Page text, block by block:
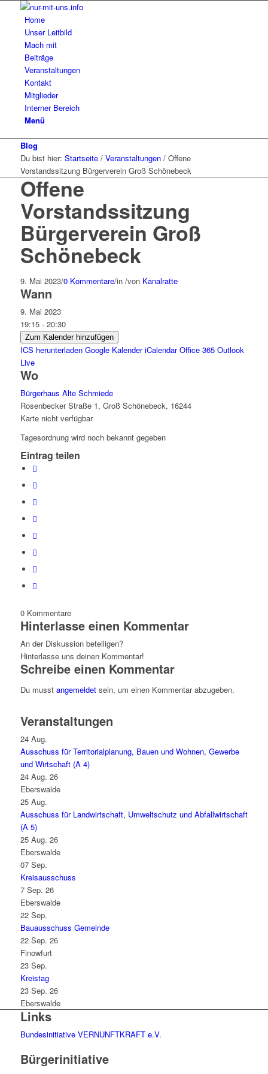
Home
Unser Leitbild
Mach mit
Beiträge
Veranstaltungen
Kontakt
Mitglieder
Interner Bereich
Menü
Blog
Du bist hier: Startseite / Veranstaltungen / Offene
Vorstandssitzung Bürgerverein Groß Schönebeck
Offene
Vorstandssitzung
Bürgerverein Groß
Schönebeck
9. Mai 2023/0 Kommentare/in /von Kanalratte
Wann
9. Mai 2023
19:15 - 20:30
Zum Kalender hinzufügen
ICS herunterladen Google Kalender iCalendar Office 365 Outlook
Live
Wo
Bürgerhaus Alte Schmiede
Rosenbecker Straße 1, Groß Schönebeck, 16244
Karte nicht verfügbar
Tagesordnung wird noch bekannt gegeben
Eintrag teilen
0 Kommentare
Hinterlasse einen Kommentar
An der Diskussion beteiligen?
Hinterlasse uns deinen Kommentar!
Schreibe einen Kommentar
Du musst angemeldetsein, um einen Kommentar abzugeben.
Veranstaltungen
24 Aug.
Ausschuss für Territorialplanung, Bauen und Wohnen, Gewerbe
und Wirtschaft (A 4)
24 Aug. 26
Eberswalde
25 Aug.
Ausschuss für Landwirtschaft, Umweltschutz und Abfallwirtschaft
(A 5)
25 Aug. 26
Eberswalde
07 Sep.
Kreisausschuss
7 Sep. 26
Eberswalde
22 Sep.
Bauausschuss Gemeinde
22 Sep. 26
Finowfurt
23 Sep.
Kreistag
23 Sep. 26
Eberswalde
Links
Bundesinitiative VERNUNFTKRAFT e.V.
Bürgerinitiative